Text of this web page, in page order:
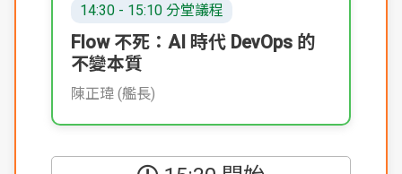
14:30 - 15:10 分堂議程
Flow 不死：AI 時代 DevOps 的
不變本質
陳正瑋 (艦長)